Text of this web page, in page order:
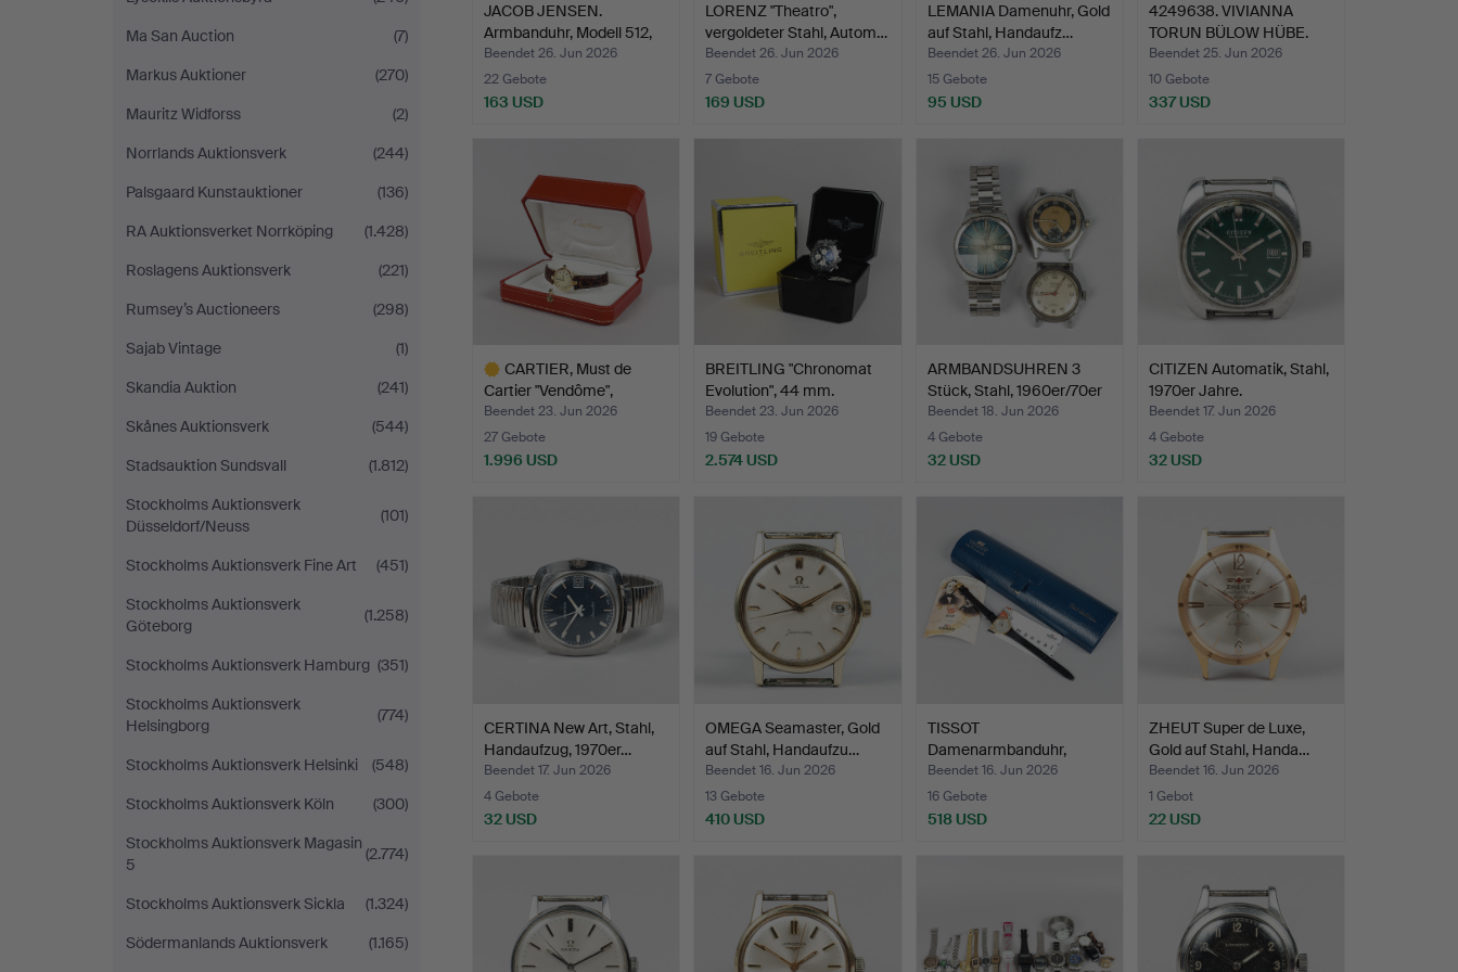
Ma San Auction
(7)
Markus Auktioner
(270)
Mauritz Widforss
(2)
Norrlands Auktionsverk
(244)
Palsgaard Kunstauktioner
(136)
RA Auktionsverket Norrköping
(1.428)
Roslagens Auktionsverk
(221)
Rumsey’s Auctioneers
(298)
Sajab Vintage
(1)
Skandia Auktion
(241)
Skånes Auktionsverk
(544)
Stadsauktion Sundsvall
(1.812)
Stockholms Auktionsverk
Düsseldorf/Neuss
(101)
Stockholms Auktionsverk Fine Art
(451)
Stockholms Auktionsverk
Göteborg
(1.258)
Stockholms Auktionsverk Hamburg (351)
Stockholms Auktionsverk
Helsingborg
(774)
Stockholms Auktionsverk Helsinki
(548)
Stockholms Auktionsverk Köln
(300)
Stockholms Auktionsverk Magasin
5
(2.774)
Stockholms Auktionsverk Sickla
(1.324)
Södermanlands Auktionsverk
(1.165)
JACOB JENSEN.
Armbanduhr, Modell 512,
Quar…
Beendet 26. Jun 2026
22 Gebote
163 USD
LORENZ "Theatro",
vergoldeter Stahl, Autom…
Beendet 26. Jun 2026
7 Gebote
169 USD
LEMANIA Damenuhr, Gold
auf Stahl, Handaufz…
Beendet 26. Jun 2026
15 Gebote
95 USD
4249638. VIVIANNA
TORUN BÜLOW HÜBE.
Damenu…
Beendet 25. Jun 2026
10 Gebote
337 USD
CARTIER, Must de
Cartier "Vendôme",
Vermei…
Beendet 23. Jun 2026
27 Gebote
1.996 USD
BREITLING "Chronomat
Evolution", 44 mm.
Beendet 23. Jun 2026
19 Gebote
2.574 USD
ARMBANDSUHREN 3
Stück, Stahl, 1960er/70er
…
Beendet 18. Jun 2026
4 Gebote
32 USD
CITIZEN Automatik, Stahl,
1970er Jahre.
Beendet 17. Jun 2026
4 Gebote
32 USD
CERTINA New Art, Stahl,
Handaufzug, 1970er…
Beendet 17. Jun 2026
4 Gebote
32 USD
OMEGA Seamaster, Gold
auf Stahl, Handaufzu…
Beendet 16. Jun 2026
13 Gebote
410 USD
TISSOT
Damenarmbanduhr,
Gehäuse aus 18 Kar…
Beendet 16. Jun 2026
16 Gebote
518 USD
ZHEUT Super de Luxe,
Gold auf Stahl, Handa…
Beendet 16. Jun 2026
1 Gebot
22 USD